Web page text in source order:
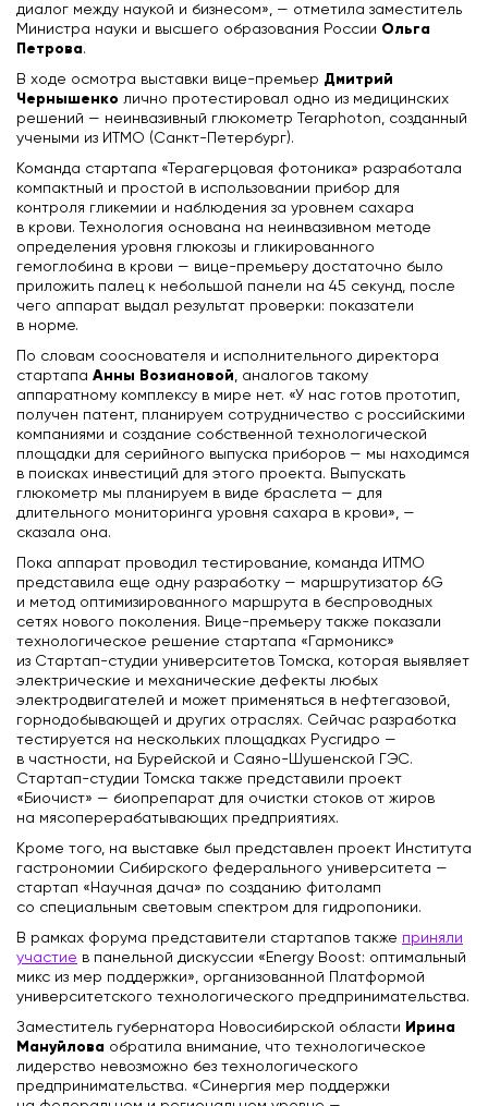
диалог между наукой и бизнесом», — отметила заместитель
Министра науки и высшего образования России Ольга
Петрова.
В ходе осмотра выставки вице-премьер Дмитрий
Чернышенко лично протестировал одно из медицинских
решений — неинвазивный глюкометр Teraphoton, созданный
учеными из ИТМО (Санкт-Петербург).
Команда стартапа «Терагерцовая фотоника» разработала
компактный и простой в использовании прибор для
контроля гликемии и наблюдения за уровнем сахара
в крови. Технология основана на неинвазивном методе
определения уровня глюкозы и гликированного
гемоглобина в крови — вице-премьеру достаточно было
приложить палец к небольшой панели на 45 секунд, после
чего аппарат выдал результат проверки: показатели
в норме.
По словам сооснователя и исполнительного директора
стартапа Анны Возиановой, аналогов такому
аппаратному комплексу в мире нет. «У нас готов прототип,
получен патент, планируем сотрудничество с российскими
компаниями и создание собственной технологической
площадки для серийного выпуска приборов — мы находимся
в поисках инвестиций для этого проекта. Выпускать
глюкометр мы планируем в виде браслета — для
длительного мониторинга уровня сахара в крови», —
сказала она.
Пока аппарат проводил тестирование, команда ИТМО
представила еще одну разработку — маршрутизатор 6G
и метод оптимизированного маршрута в беспроводных
сетях нового поколения. Вице-премьеру также показали
технологическое решение стартапа «Гармоникс»
из Стартап-студии университетов Томска, которая выявляет
электрические и механические дефекты любых
электродвигателей и может применяться в нефтегазовой,
горнодобывающей и других отраслях. Сейчас разработка
тестируется на нескольких площадках Русгидро —
в частности, на Бурейской и Саяно-Шушенской ГЭС.
Стартап-студии Томска также представили проект
«Биочист» — биопрепарат для очистки стоков от жиров
на мясоперерабатывающих предприятиях.
Кроме того, на выставке был представлен проект Института
гастрономии Сибирского федерального университета —
стартап «Научная дача» по созданию фитоламп
со специальным световым спектром для гидропоники.
В рамках форума представители стартапов также приняли
участие в панельной дискуссии «Energy Boost: оптимальный
микс из мер поддержки», организованной Платформой
университетского технологического предпринимательства.
Заместитель губернатора Новосибирской области Ирина
Мануйлова обратила внимание, что технологическое
лидерство невозможно без технологического
предпринимательства. «Синергия мер поддержки